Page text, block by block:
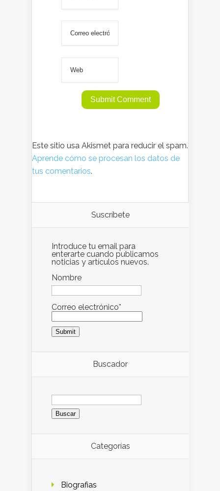
Este sitio usa Akismet para reducir el spam.
Aprende cómo se procesan los datos de
tus comentarios.
Suscríbete
Introduce tu email para
enterarte cuando publicamos
noticias y artículos nuevos.
Nombre
Correo electrónico*
Buscador
Buscar:
Categorías
Biografias